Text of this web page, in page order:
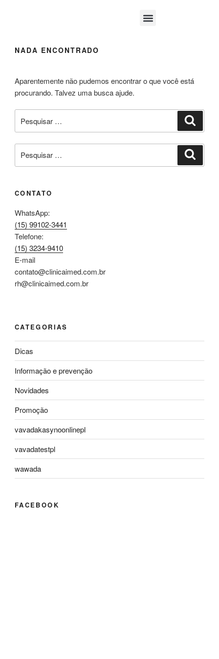
NADA ENCONTRADO
Aparentemente não pudemos encontrar o que você está
procurando. Talvez uma busca ajude.
CONTATO
WhatsApp:
(15) 99102-3441
Telefone:
(15) 3234-9410
E-mail
contato@clinicaimed.com.br
rh@clinicaimed.com.br
CATEGORIAS
Dicas
Informação e prevenção
Novidades
Promoção
vavadakasynoonlinepl
vavadatestpl
wawada
FACEBOOK